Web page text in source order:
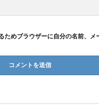
ためブラウザーに自分の名前、メ